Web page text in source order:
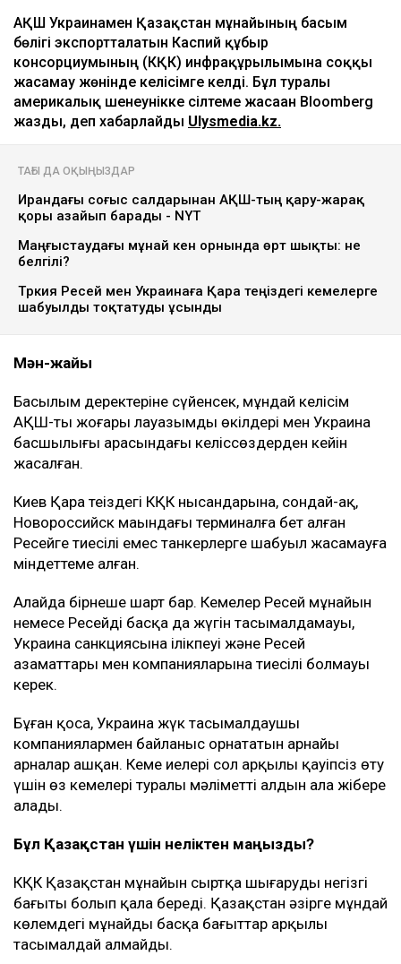
АҚШ Украинамен Қазақстан мұнайының басым
бөлігі экспортталатын Каспий құбыр
консорциумының (КҚК) инфрақұрылымына соққы
жасамау жөнінде келісімге келді. Бұл туралы
америкалық шенеунікке сілтеме жасаған Bloomberg
жазды, деп хабарлайды Ulysmedia.kz.
ТАҒЫ ДА ОҚЫҢЫЗДАР
Ирандағы соғыс салдарынан АҚШ-тың қару-жарақ
қоры азайып барады - NYT
Маңғыстаудағы мұнай кен орнында өрт шықты: не
белгілі?
Түркия Ресей мен Украинаға Қара теңіздегі кемелерге
шабуылды тоқтатуды ұсынды
Мән-жайы
Басылым деректеріне сүйенсек, мұндай келісім
АҚШ-тың жоғары лауазымды өкілдері мен Украина
басшылығы арасындағы келіссөздерден кейін
жасалған.
Киев Қара теңіздегі КҚК нысандарына, сондай-ақ,
Новороссийск маңындағы терминалға бет алған
Ресейге тиесілі емес танкерлерге шабуыл жасамауға
міндеттеме алған.
Алайда бірнеше шарт бар. Кемелер Ресей мұнайын
немесе Ресейдің басқа да жүгін тасымалдамауы,
Украина санкциясына ілікпеуі және Ресей
азаматтары мен компанияларына тиесілі болмауы
керек.
Бұған қоса, Украина жүк тасымалдаушы
компаниялармен байланыс орнататын арнайы
арналар ашқан. Кеме иелері сол арқылы қауіпсіз өту
үшін өз кемелері туралы мәліметті алдын ала жібере
алады.
Бұл Қазақстан үшін неліктен маңызды?
КҚК Қазақстан мұнайын сыртқа шығарудың негізгі
бағыты болып қала береді. Қазақстан әзірге мұндай
көлемдегі мұнайды басқа бағыттар арқылы
тасымалдай алмайды.